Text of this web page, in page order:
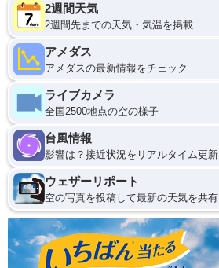
2週間天気
2週間先までの天気・気温を掲載
アメダス
アメダスの最新情報をチェック
ライブカメラ
全国2500地点の空の様子
台風情報
影響は？接近状況をリアルタイム更新
ウェザーリポート
空の写真を投稿して最新の天気を共有